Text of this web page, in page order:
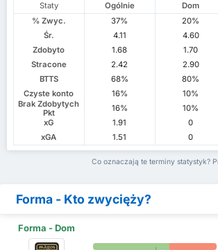
Staty Ogólnie Dom
% Zwyc.
37% 20%
Śr.
4.11 4.60
Zdobyto
1.68 1.70
Stracone
2.42 2.90
BTTS
68% 80%
Czyste konto
16% 10%
Brak Zdobytych
Pkt
16% 10%
xG
1.91 0
xGA
1.51 0
Co oznaczają te terminy statystyk?
Forma - Kto zwycięży?
Forma - Dom